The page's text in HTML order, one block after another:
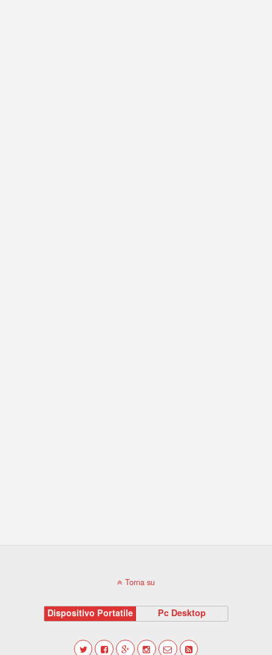
Torna su
Dispositivo Portatile Pc Desktop